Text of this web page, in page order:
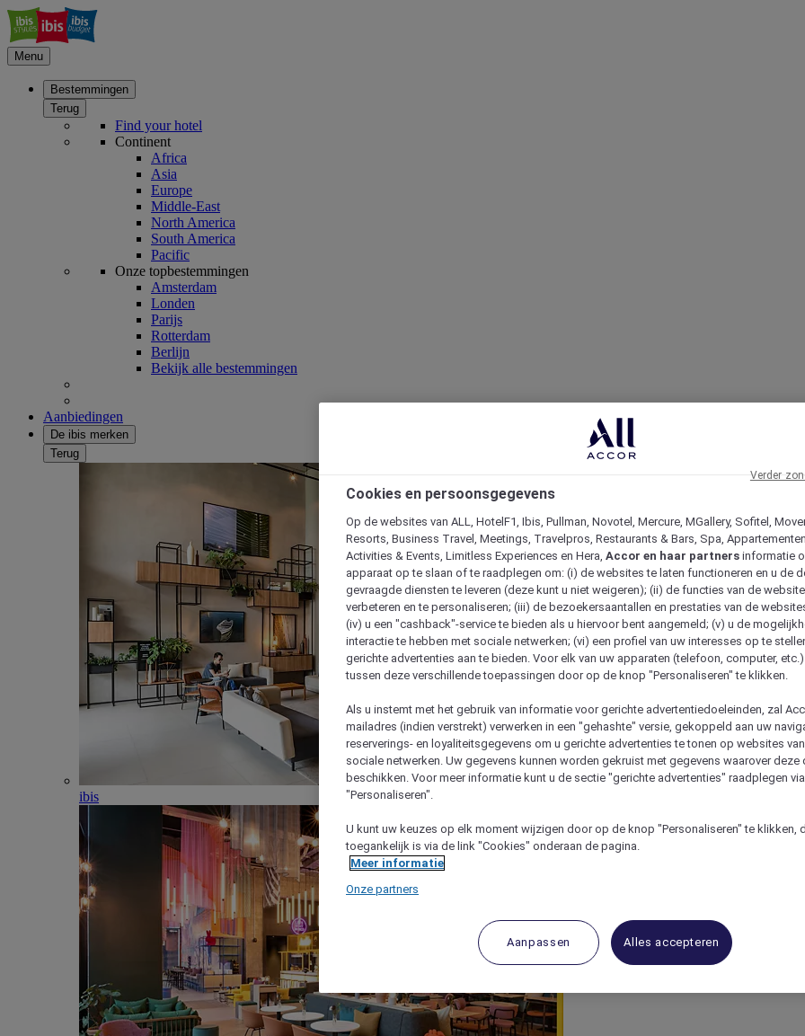
Menu
Bestemmingen
Terug
Find your hotel
Continent
Africa
Asia
Europe
Middle-East
North America
South America
Pacific
Onze topbestemmingen
Amsterdam
Londen
Parijs
Rotterdam
Berlijn
Bekijk alle bestemmingen
Aanbiedingen
De ibis merken
Terug
ibis
Cookies en persoonsgegevens
Op de websites van ALL, HotelF1, Ibis, Pullman, Novotel, Mercure, MGallery, Sofitel,
Resorts, Business Travel, Meetings, Travelpros, Restaurants & Bars, Spa,
Activities & Events, Limitless Experiences en Hera, Accor en haar partners informatie
apparaat op te slaan of te raadplegen om: (i) de websites te laten functioneren en u de
gevraagde diensten te leveren (deze kunt u niet weigeren); (ii) de functies van de
verbeteren en te personaliseren; (iii) de bezoekersaantallen en prestaties van de
(iv) u een "cashback"-service te bieden als u hiervoor bent aangemeld; (v) u de
interactie te hebben met sociale netwerken; (vi) een profiel van uw interesses op te
gerichte advertenties aan te bieden. Voor elk van uw apparaten (telefoon, computer,
tussen deze verschillende toepassingen door op de knop "Personaliseren" te klikken.
Als u instemt met het gebruik van informatie voor gerichte advertentiedoeleinden, zal
mailadres (indien verstrekt) verwerken in een "gehashte" versie, gekoppeld aan uw
reserverings- en loyaliteitsgegevens om u gerichte advertenties te tonen op websites
sociale netwerken. Uw gegevens kunnen worden gekruist met gegevens waarover deze
beschikken. Voor meer informatie kunt u de sectie "gerichte advertenties" raadplegen
"Personaliseren".
U kunt uw keuzes op elk moment wijzigen door op de knop "Personaliseren" te klikken,
toegankelijk is via de link "Cookies" onderaan de pagina.
Meer informatie
Onze partners
Aanpassen Alles accepteren
Verder